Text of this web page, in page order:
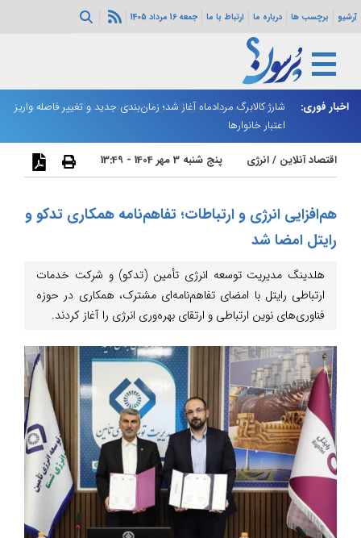
آرشیو برچسب ها درباره ما ارتباط با ما جمعه 16 مرداد 1405
اخبار فوری:
هرمز ادامه
شارژ کالابرگ مردادماه آغاز شد؛ زمان‌بندی جدید و تغییر فاصله واریز
اعتبار خانوارها
اقتصاد آنلاین /انرژی پنج شنبه 3 مهر 1404 - 13:49
هم‌افزایی انرژی و ارتباطات؛ تفاهم‌نامه همکاری تدکو و
رایتل امضا شد
هلدینگ مدیریت توسعه انرژی تأمین (تدکو) و شرکت خدمات
ارتباطی رایتل با امضای تفاهم‌نامه‌ای مشترک، همکاری در حوزه
فناوری‌های نوین ارتباطی و ارتقای بهره‌وری انرژی را آغاز کردند.